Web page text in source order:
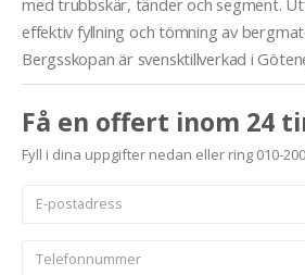
effektiv fyllning och tömning av
Bergsskopan är svensktillverkad i
Få en offert inom 24
Fyll i dina uppgifter nedan eller ring 010-